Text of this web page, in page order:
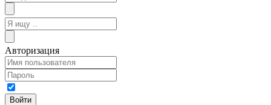
Авторизация